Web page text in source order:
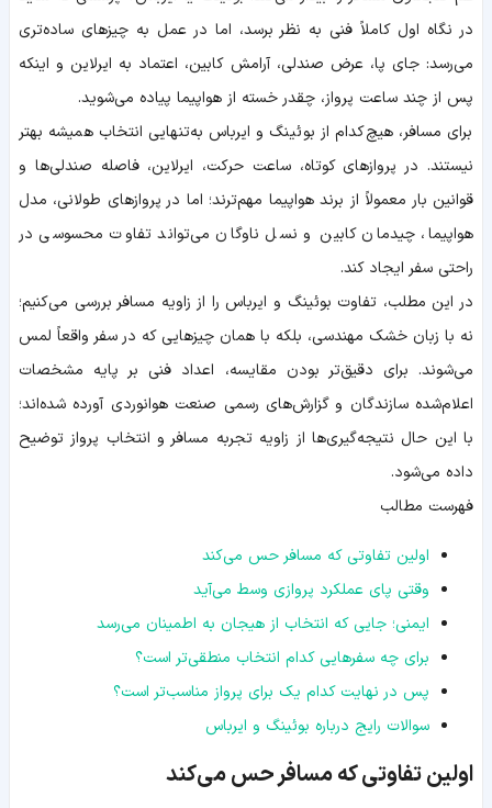
در نگاه اول کاملاً فنی به نظر برسد، اما در عمل به چیزهای ساده‌تری
می‌رسد: جای پا، عرض صندلی، آرامش کابین، اعتماد به ایرلاین و اینکه
پس از چند ساعت پرواز، چقدر خسته از هواپیما پیاده می‌شوید.
برای مسافر، هیچ‌کدام از بوئینگ و ایرباس به‌تنهایی انتخاب همیشه بهتر
نیستند. در پروازهای کوتاه، ساعت حرکت، ایرلاین، فاصله صندلی‌ها و
قوانین بار معمولاً از برند هواپیما مهم‌ترند؛ اما در پروازهای طولانی، مدل
هواپیما، چیدمان کابین و نسل ناوگان می‌تواند تفاوت محسوسی در
راحتی سفر ایجاد کند.
در این مطلب، تفاوت بوئینگ و ایرباس را از زاویه مسافر بررسی می‌کنیم؛
نه با زبان خشک مهندسی، بلکه با همان چیزهایی که در سفر واقعاً لمس
می‌شوند. برای دقیق‌تر بودن مقایسه، اعداد فنی بر پایه مشخصات
اعلام‌شده سازندگان و گزارش‌های رسمی صنعت هوانوردی آورده شده‌اند؛
با این حال نتیجه‌گیری‌ها از زاویه تجربه مسافر و انتخاب پرواز توضیح
داده می‌شود.
فهرست مطالب
اولین تفاوتی که مسافر حس می‌کند
وقتی پای عملکرد پروازی وسط می‌آید
ایمنی؛ جایی که انتخاب از هیجان به اطمینان می‌رسد
برای چه سفرهایی کدام انتخاب منطقی‌تر است؟
پس در نهایت کدام یک برای پرواز مناسب‌تر است؟
سوالات رایج درباره بوئینگ و ایرباس
اولین تفاوتی که مسافر حس می‌کند